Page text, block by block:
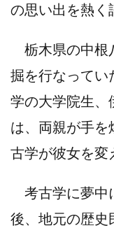
の思い出を熱く
栃木県の中根
掘を行なってい
学の大学院生、
は、両親が手を
古学が彼女を変
考古学に夢中
後、地元の歴史